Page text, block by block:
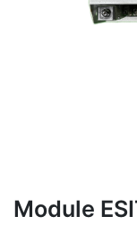
Module